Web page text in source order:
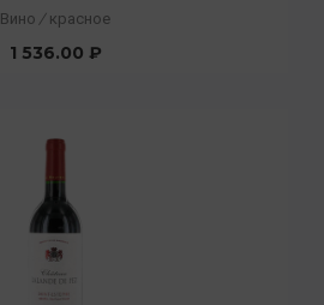
Вино / красное
1 536.00 ₽